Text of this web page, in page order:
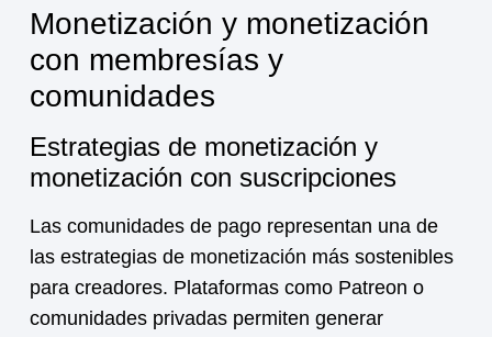
Monetización y monetización
con membresías y
comunidades
Estrategias de monetización y
monetización con suscripciones
Las comunidades de pago representan una de
las estrategias de monetización más sostenibles
para creadores. Plataformas como Patreon o
comunidades privadas permiten generar